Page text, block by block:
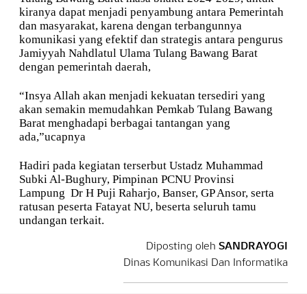
kiranya dapat menjadi penyambung antara Pemerintah
dan masyarakat, karena dengan terbangunnya
komunikasi yang efektif dan strategis antara pengurus
Jamiyyah Nahdlatul Ulama Tulang Bawang Barat
dengan pemerintah daerah,
“Insya Allah akan menjadi kekuatan tersediri yang
akan semakin memudahkan Pemkab Tulang Bawang
Barat menghadapi berbagai tantangan yang
ada,”ucapnya
Hadiri pada kegiatan terserbut Ustadz Muhammad
Subki Al-Bughury, Pimpinan PCNU Provinsi
Lampung Dr H Puji Raharjo, Banser, GP Ansor, serta
ratusan peserta Fatayat NU, beserta seluruh tamu
undangan terkait.
Diposting oleh SANDRAYOGI
Dinas Komunikasi Dan Informatika